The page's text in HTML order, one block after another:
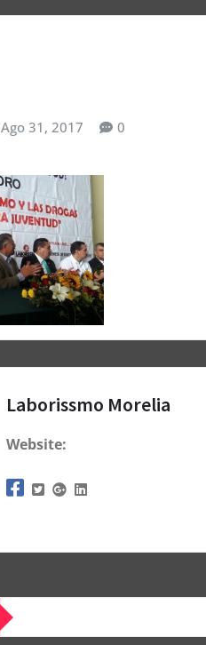
Ago 31, 2017 0
Laborissmo Morelia
Website: